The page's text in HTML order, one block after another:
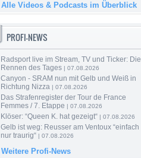
Alle Videos & Podcasts im Überblick
PROFI-NEWS
Radsport live im Stream, TV und Ticker: Die
Rennen des Tages | 07.08.2026
Canyon - SRAM nun mit Gelb und Weiß in
Richtung Nizza | 07.08.2026
Das Strafenregister der Tour de France
Femmes / 7. Etappe | 07.08.2026
Klöser: “Queen K. hat gezeigt“ | 07.08.2026
Gelb ist weg: Reusser am Ventoux “einfach
nur traurig“ | 07.08.2026
Weitere Profi-News